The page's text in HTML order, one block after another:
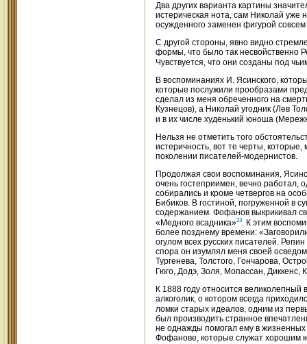
Два других варианта картины
истерическая нота, сам Николай уже
осужденного заменен фигурой
С другой стороны, явно видно
формы, что было так несвойственно
Чувствуется, что они созданы под
В воспоминаниях И. Ясинского,
которые послужили прообразами
сделал из меня обреченного на
Кузнецов), а Николай угодник (Лев
и в их числе худенький юноша
Нельзя не отметить того
истеричность, вот те черты,
поколении писателей-модернистов.
Продолжая свои воспоминания,
очень гостеприимен, вечно работал,
собирались и кроме четвергов на
Бибиков. В гостиной, погруженной в
содержанием. Фофанов выкрикивал
«Медного всадника»23. К этим
более позднему времени:
огулом всех русских писателей.
спора он изумлял меня своей
Тургенева, Толстого, Гончарова,
Гюго, Додэ, Золя, Мопассан, Диккенс,
К 1888 году относится
алкоголик, о котором всегда
ломки старых идеалов, одним из
был производить странное
не однажды помогал ему в жизненных
Фофанове, которые служат хорошим